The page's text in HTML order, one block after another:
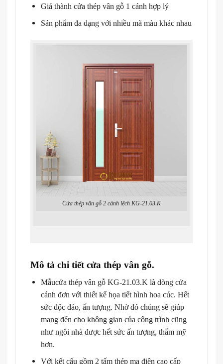
Giá thành cửa thép vân gỗ 1 cánh hợp lý
Sản phẩm đa dạng với nhiều mã màu khác nhau
Cửa thép vân gỗ 2 cánh lệch KG-21.03.K
Mô tả chi tiết cửa thép vân gỗ.
Mẫucửa thép vân gỗ KG-21.03.K là dòng cửa
cánh đơn với thiết kế họa tiết hình hoa cúc. Hết
sức độc đáo, ấn tượng. Nhờ đó chúng sẽ giúp
mang đến cho không gian của công trình cũng
như ngôi nhà được hết sức ấn tượng, thẩm mỹ
hơn.
Với kết cấu gồm 2 tấm thép mạ điện cao cấp